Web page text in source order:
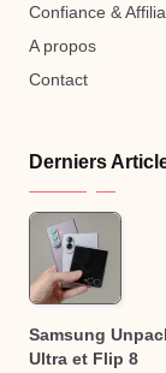
Confiance &
A propos
Contact
Derniers
Samsung
Ultra et Flip 8